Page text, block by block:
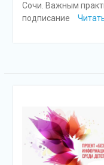
Сочи. Важным
подписание